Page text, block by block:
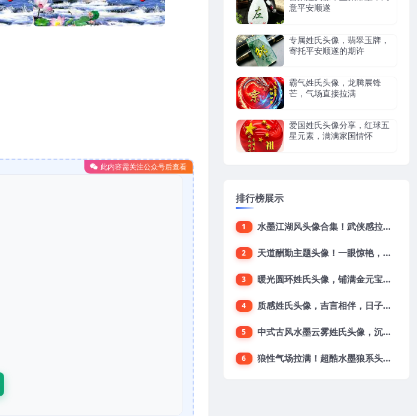
此内容需关注公众号后查看
意平安顺遂
专属姓氏头像，翡翠玉牌，
寄托平安顺遂的期许
霸气姓氏头像，龙腾展锋
芒，气场直接拉满
爱国姓氏头像分享，红球五
星元素，满满家国情怀
排行榜展示
1 水墨江湖风头像合集！武侠感拉满，直接帅出圈
2 天道酬勤主题头像！一眼惊艳，解锁独特人设
3 暖光圆环姓氏头像，铺满金元宝尽显吉祥好寓意
4 质感姓氏头像，吉言相伴，日子平安兴旺
5 中式古风水墨云雾姓氏头像，沉静雅致自带韵味
6 狼性气场拉满！超酷水墨狼系头像，一眼沦陷